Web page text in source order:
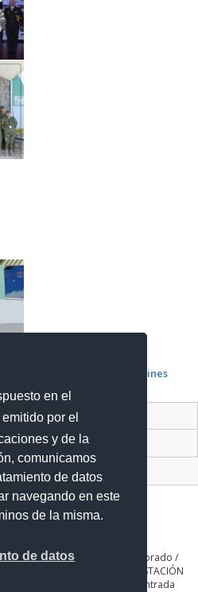
en el
emitido por el
y de la
comunicamos
de datos
navegando en este
de la misma.
de datos
Boletines
Digital
Ciudadano
de Información (SNI)
Telmo Paz y Miño. Sector El Dorado /
#402 Ciudadela la Garzota / ESTACIÓN
65, Páramo de Romerillos entrada